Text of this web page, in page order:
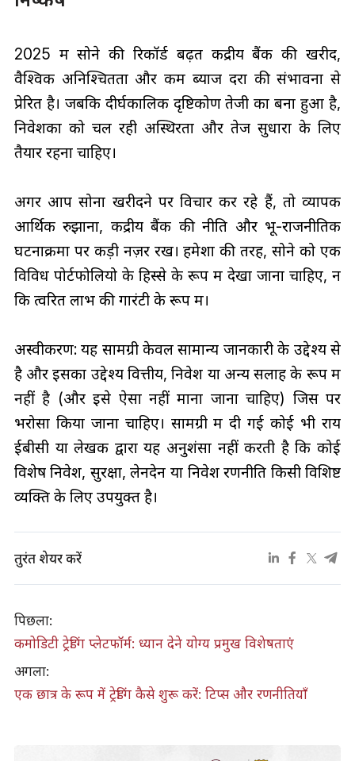
2025 में सोने की रिकॉर्ड बढ़त केंद्रीय बैंक की खरीद,
वैश्विक अनिश्चितता और कम ब्याज दरों की संभावना से
प्रेरित है। जबकि दीर्घकालिक दृष्टिकोण तेजी का बना हुआ है,
निवेशकों को चल रही अस्थिरता और तेज सुधारों के लिए
तैयार रहना चाहिए।
अगर आप सोना खरीदने पर विचार कर रहे हैं, तो व्यापक
आर्थिक रुझानों, केंद्रीय बैंक की नीति और भू-राजनीतिक
घटनाक्रमों पर कड़ी नज़र रखें। हमेशा की तरह, सोने को एक
विविध पोर्टफोलियो के हिस्से के रूप में देखा जाना चाहिए, न
कि त्वरित लाभ की गारंटी के रूप में।
अस्वीकरण: यह सामग्री केवल सामान्य जानकारी के उद्देश्य से
है और इसका उद्देश्य वित्तीय, निवेश या अन्य सलाह के रूप में
नहीं है (और इसे ऐसा नहीं माना जाना चाहिए) जिस पर
भरोसा किया जाना चाहिए। सामग्री में दी गई कोई भी राय
ईबीसी या लेखक द्वारा यह अनुशंसा नहीं करती है कि कोई
विशेष निवेश, सुरक्षा, लेनदेन या निवेश रणनीति किसी विशिष्ट
व्यक्ति के लिए उपयुक्त है।
तुरंत शेयर करें
पिछला:
कमोडिटी ट्रेडिंग प्लेटफॉर्म: ध्यान देने योग्य प्रमुख विशेषताएं
अगला:
एक छात्र के रूप में ट्रेडिंग कैसे शुरू करें: टिप्स और रणनीतियाँ